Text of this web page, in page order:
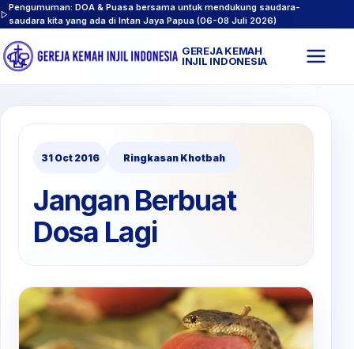
Pengumuman: DOA & Puasa bersama untuk mendukung saudara-
saudara kita yang ada di Intan Jaya Papua (06-08 Juli 2026)
GEREJA KEMAH
INJIL INDONESIA
31 Oct 2016 Ringkasan Khotbah
Jangan Berbuat
Dosa Lagi